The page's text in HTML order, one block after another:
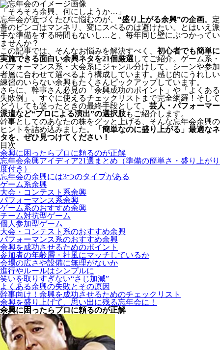
「そろそろ余興、何にしようか…」
忘年会が近づくたびに悩むのが、 “盛り上がる余興”の企画。定
番のビンゴはマンネリ、変にスベるのは避けたい。とはいえ派
手な準備をする時間もないし…と、毎年同じ壁にぶつかってい
ませんか？
この記事では、そんなお悩みを解決すべく、 初心者でも簡単に
実施できる面白い余興ネタを21個厳選 してご紹介。ゲーム系・
パフォーマンス系・大会系にジャンル分けして、シーンや参加
者層に合わせて選べるよう構成しています。感じ的にうれしい
練習のいらない余興もたくさんピックアップしています。
さらに、幹事さん必見の「余興成功のポイント」や「よくある
失敗例」、すぐに使えるチェックリストまで完全網羅！そして
どうしても迷ったときの最終手段として、 芸人・パフォーマー
派遣など“プロによる演出”の選択肢もご紹介します。
幹事としてのあなたの株をグッと上げる、そんな忘年会余興の
ヒントを詰め込みました。
「簡単なのに盛り上がる」最適なネ
タを、ぜひ見つけてください！
目次
余興に困ったらプロに頼るのが正解
忘年会余興アイディア21選まとめ（準備の簡単さ・盛り上がり
度付き）
忘年会の余興には3つのタイプがある
ゲーム系余興
大会・コンテスト系余興
パフォーマンス系余興
ゲーム系のおすすめ余興
チーム対抗型ゲーム
個人参加型ゲーム
大会・コンテスト系のおすすめ余興
パフォーマンス系のおすすめ余興
余興を成功させるためのポイント
参加者の年齢層・社風にマッチしているか
会場の広さや設備に無理がないか
進行やルールはシンプルに
笑いを取りすぎない“さじ加減”
よくある余興の失敗とその原因
幹事向け！余興を成功させるためのチェックリスト
余興を盛り上げて、思い出に残る忘年会に！
余興に困ったらプロに頼るのが正解